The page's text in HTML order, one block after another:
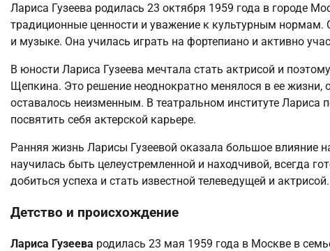
Лариса Гузеева родилась 23 октября 1959 года в городе
традиционные ценности и уважение к культурным нормам.
и музыке. Она училась играть на фортепиано и активно
В юности Лариса Гузеева мечтала стать актрисой и
Щепкина. Это решение неоднократно менялося в ее жизни,
оставалось неизменным. В театральном институте
посвятить себя актерской карьере.
Ранняя жизнь Ларисы Гузеевой оказала большое влияние
научилась быть целеустремленной и находчивой, всегда
добиться успеха и стать известной телеведущей и актрисой.
Детство и происхождение
Лариса Гузеева родилась 23 мая 1959 года в Москве в